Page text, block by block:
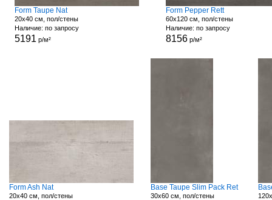
Form Taupe Nat
20x40 см, пол/стены
Наличие: по запросу
5191 р/м²
Form Pepper Rett
60x120 см, пол/стены
Наличие: по запросу
8156р/м²
Form Ash Nat
20x40 см, пол/стены
Base Taupe Slim Pack Ret
30x60 см, пол/стены